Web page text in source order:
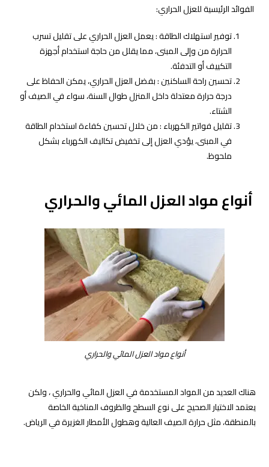
الفوائد الرئيسية للعزل الحراري:
توفير استهلاك الطاقة : يعمل العزل الحراري على تقليل تسرب
الحرارة من وإلى المبنى، مما يقلل من حاجة استخدام أجهزة
التكييف أو التدفئة.
تحسين راحة الساكنين : بفضل العزل الحراري، يمكن الحفاظ على
درجة حرارة معتدلة داخل المنزل طوال السنة، سواء في الصيف أو
الشتاء.
تقليل فواتير الكهرباء : من خلال تحسين كفاءة استخدام الطاقة
في المبنى، يؤدي العزل إلى تخفيض تكاليف الكهرباء بشكل
ملحوظ.
أنواع مواد العزل المائي والحراري
أنواع مواد العزل المائي والحراري
هناك العديد من المواد المستخدمة في العزل المائي والحراري ، ولكن
يعتمد الاختيار الصحيح على نوع السطح والظروف المناخية الخاصة
بالمنطقة، مثل حرارة الصيف العالية وهطول الأمطار الغزيرة في الرياض.